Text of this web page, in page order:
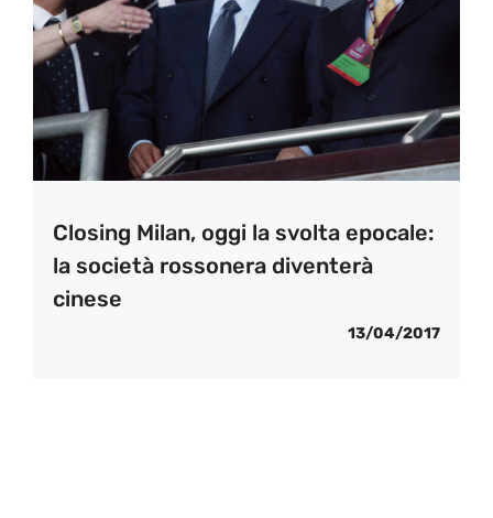
Closing Milan, oggi la svolta epocale:
la società rossonera diventerà
cinese
13/04/2017